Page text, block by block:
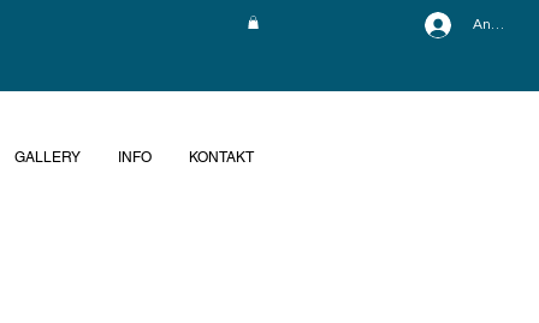
GALLERY INFO KONTAKT